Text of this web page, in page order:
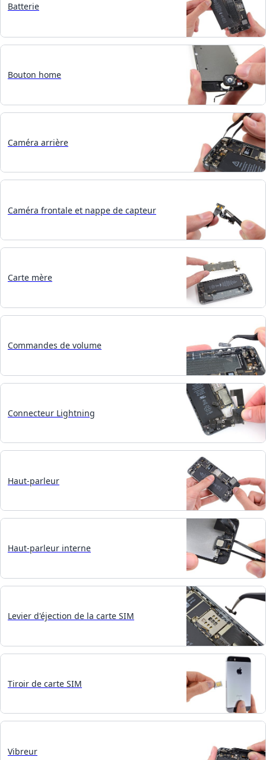
Batterie
Bouton home
Caméra arrière
Caméra frontale et nappe de capteur
Carte mère
Commandes de volume
Connecteur Lightning
Haut-parleur
Haut-parleur interne
Levier d'éjection de la carte SIM
Tiroir de carte SIM
Vibreur